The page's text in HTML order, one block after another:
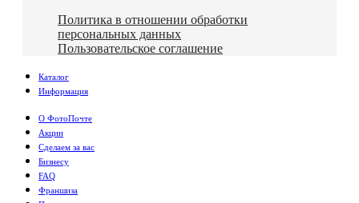
Политика в отношении обработки
персональных данных
Пользовательское соглашение
Каталог
Информация
О ФотоПочте
Акции
Сделаем за вас
Бизнесу
FAQ
Франшиза